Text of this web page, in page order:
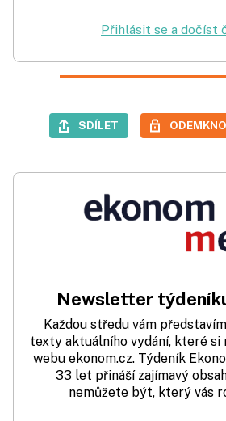
Přihlásit se a dočíst
SDÍLET
Newsletter
Každou středu vám
texty aktuálního vydání, které si
webu ekonom.cz. Týdeník
33 let přináší zajímavý
nemůžete být, který vás